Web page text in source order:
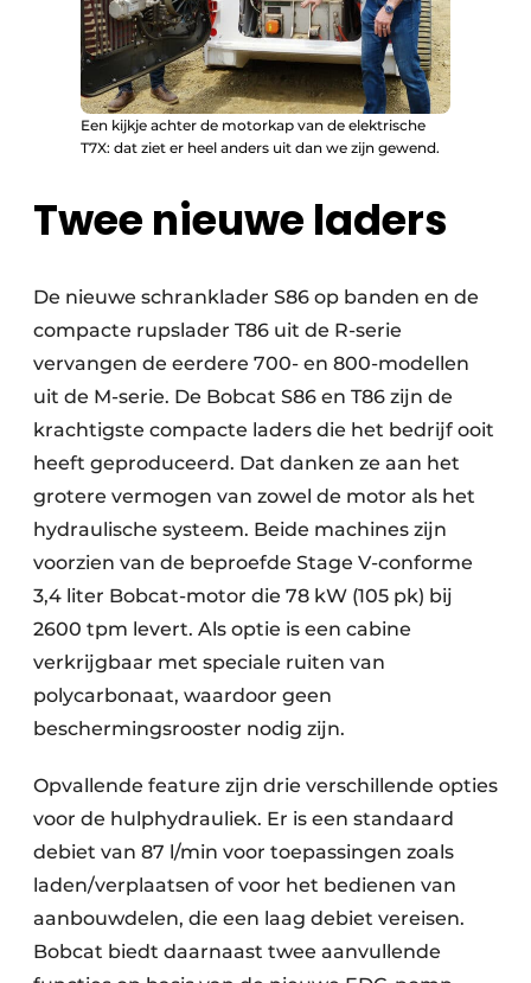
Een kijkje achter de motorkap van de elektrische
T7X: dat ziet er heel anders uit dan we zijn gewend.
Twee nieuwe laders
De nieuwe schranklader S86 op banden en de
compacte rupslader T86 uit de R-serie
vervangen de eerdere 700- en 800-modellen
uit de M-serie. De Bobcat S86 en T86 zijn de
krachtigste compacte laders die het bedrijf ooit
heeft geproduceerd. Dat danken ze aan het
grotere vermogen van zowel de motor als het
hydraulische systeem. Beide machines zijn
voorzien van de beproefde Stage V-conforme
3,4 liter Bobcat-motor die 78 kW (105 pk) bij
2600 tpm levert. Als optie is een cabine
verkrijgbaar met speciale ruiten van
polycarbonaat, waardoor geen
beschermingsrooster nodig zijn.
Opvallende feature zijn drie verschillende opties
voor de hulphydrauliek. Er is een standaard
debiet van 87 l/min voor toepassingen zoals
laden/verplaatsen of voor het bedienen van
aanbouwdelen, die een laag debiet vereisen.
Bobcat biedt daarnaast twee aanvullende